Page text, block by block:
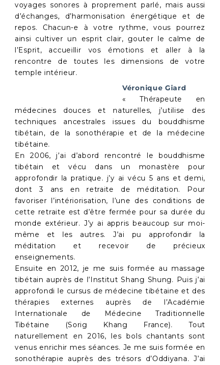
voyages sonores à proprement parlé, mais aussi
d’échanges, d’harmonisation énergétique et de
repos. Chacun-e à votre rythme, vous pourrez
ainsi cultiver un esprit clair, gouter le calme de
l’Esprit, accueillir vos émotions et aller à la
rencontre de toutes les dimensions de votre
temple intérieur.
Véronique Giard
« Thérapeute en
médecines douces et naturelles, j’utilise des
techniques ancestrales issues du bouddhisme
tibétain, de la sonothérapie et de la médecine
tibétaine.
En 2006, j’ai d’abord rencontré le bouddhisme
tibétain et vécu dans un monastère pour
approfondir la pratique. j’y ai vécu 5 ans et demi,
dont 3 ans en retraite de méditation. Pour
favoriser l’intériorisation, l’une des conditions de
cette retraite est d’être fermée pour sa durée du
monde extérieur. J’y ai appris beaucoup sur moi-
même et les autres. J’ai pu approfondir la
méditation et recevoir de précieux
enseignements.
Ensuite en 2012, je me suis formée au massage
tibétain auprès de l’Institut Shang Shung. Puis j’ai
approfondi le cursus de médecine tibétaine et des
thérapies externes auprès de l’Académie
Internationale de Médecine Traditionnelle
Tibétaine (Sorig Khang France). Tout
naturellement en 2016, les bols chantants sont
venus enrichir mes séances. Je me suis formée en
sonothérapie auprès des trésors d’Oddiyana. J’ai